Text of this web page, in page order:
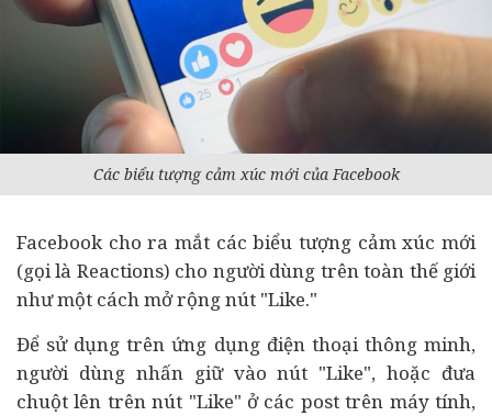
Các biểu tượng cảm xúc mới của Facebook
Facebook cho ra mắt các biểu tượng cảm xúc mới
(gọi là Reactions) cho người dùng trên toàn thế giới
như một cách mở rộng nút "Like."
Để sử dụng trên ứng dụng điện thoại thông minh,
người dùng nhấn giữ vào nút "Like", hoặc đưa
chuột lên trên nút "Like" ở các post trên máy tính,